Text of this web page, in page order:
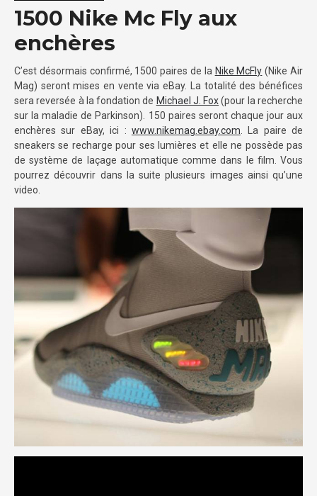
1500 Nike Mc Fly aux
enchères
C’est désormais confirmé, 1500 paires de la Nike McFly (Nike Air
Mag) seront mises en vente via eBay. La totalité des bénéfices
sera reversée à la fondation de Michael J. Fox(pour la recherche
sur la maladie de Parkinson). 150 paires seront chaque jour aux
enchères sur eBay, ici : www.nikemag.ebay.com . La paire de
sneakers se recharge pour ses lumières et elle ne possède pas
de système de laçage automatique comme dans le film. Vous
pourrez découvrir dans la suite plusieurs images ainsi qu’une
video.